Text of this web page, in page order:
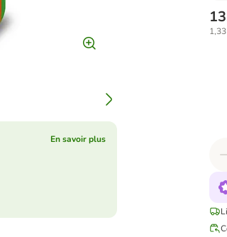
En savoir plus